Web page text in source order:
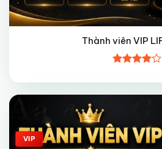
Thành viên VIP
xếp hạng
Giảm giá!
VIP